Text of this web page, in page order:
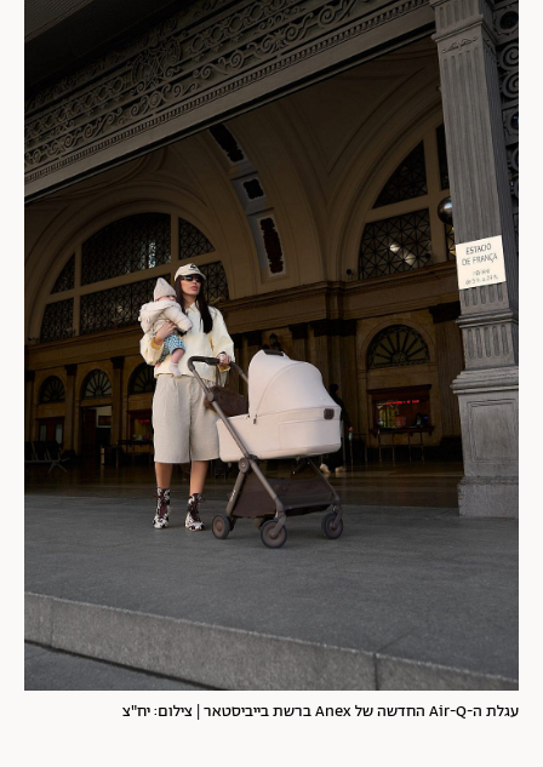
עגלת ה-Air-Q החדשה של Anex ברשת בייביסטאר | צילום: יח"צ